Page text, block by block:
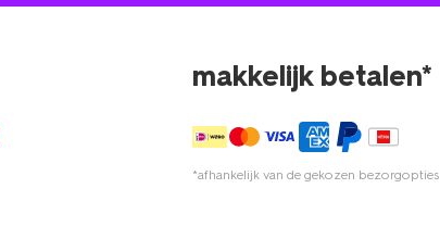
makkelijk betalen*
*afhankelijk van de gekozen bezorgopties